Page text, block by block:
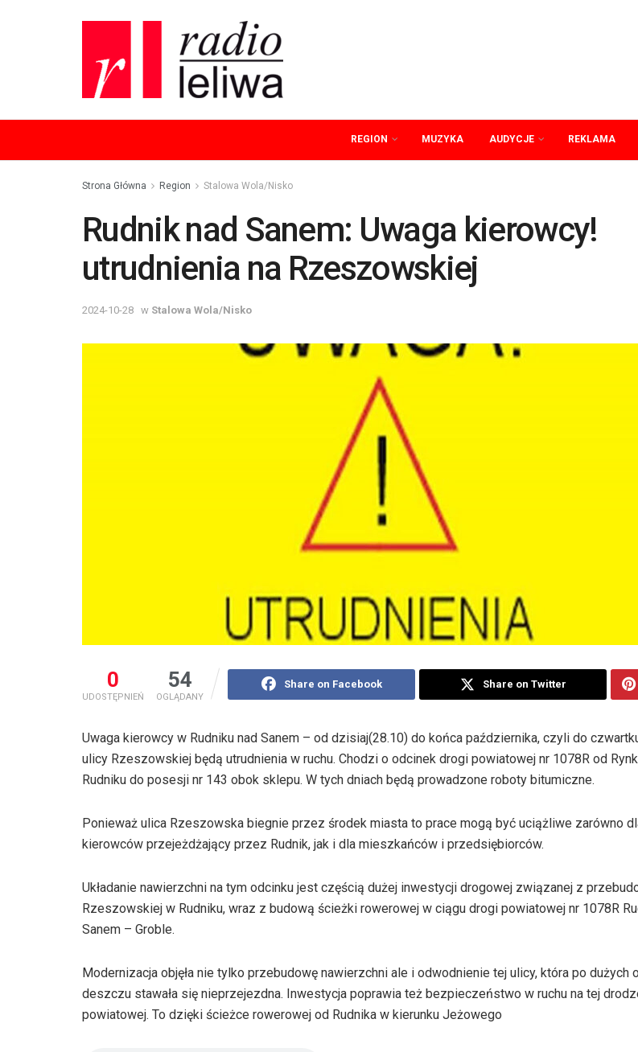
REGION MUZYKA AUDYCJE REKLAMA
Strona Główna Region Stalowa Wola/Nisko
Rudnik nad Sanem: Uwaga kierowcy!
utrudnienia na Rzeszowskiej
2024-10-28 w Stalowa Wola/Nisko
0
UDOSTĘPNIEŃ
54
OGLĄDANY
Share on Facebook Share on Twitter
Uwaga kierowcy w Rudniku nad Sanem – od dzisiaj(28.10) do końca października, czyli do
ulicy Rzeszowskiej będą utrudnienia w ruchu. Chodzi o odcinek drogi powiatowej nr 1078R od
Rudniku do posesji nr 143 obok sklepu. W tych dniach będą prowadzone roboty bitumiczne.
Ponieważ ulica Rzeszowska biegnie przez środek miasta to prace mogą być uciążliwe zarówno
kierowców przejeżdżający przez Rudnik, jak i dla mieszkańców i przedsiębiorców.
Układanie nawierzchni na tym odcinku jest częścią dużej inwestycji drogowej związanej z
Rzeszowskiej w Rudniku, wraz z budową ścieżki rowerowej w ciągu drogi powiatowej nr 1078R
Sanem – Groble.
Modernizacja objęła nie tylko przebudowę nawierzchni ale i odwodnienie tej ulicy, która po dużych
deszczu stawała się nieprzejezdna. Inwestycja poprawia też bezpieczeństwo w ruchu na tej
powiatowej. To dzięki ścieżce rowerowej od Rudnika w kierunku Jeżowego